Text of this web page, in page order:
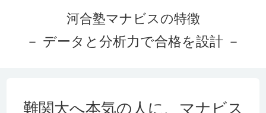
河合塾マナビスの特徴
－ データと分析力で合格を設計 －
難関大へ本気の人に、マナビス